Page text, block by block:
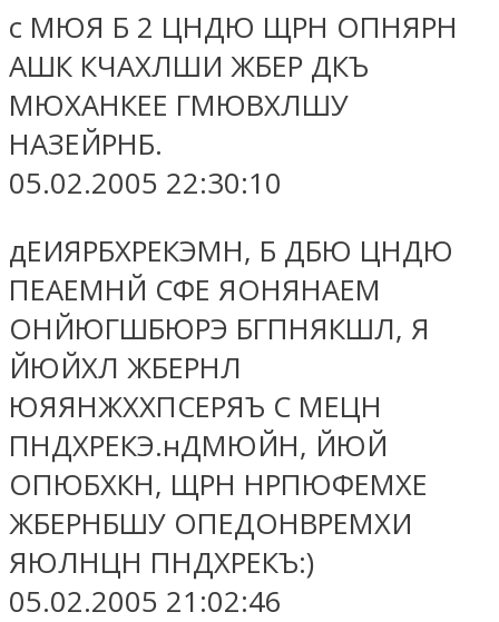
с МЮЯ Б 2 ЦНДЮ ЩРН ОПНЯРН
АШК КЧАХЛШИ ЖБЕР ДКЪ
МЮХАНКЕЕ ГМЮВХЛШУ
НАЗЕЙРНБ.
05.02.2005 22:30:10
дЕИЯРБХРЕКЭМН, Б ДБЮ ЦНДЮ
ПЕАЕМНЙ СФЕ ЯОНЯНАЕМ
ОНЙЮГШБЮРЭ БГПНЯКШЛ, Я
ЙЮЙХЛ ЖБЕРНЛ
ЮЯЯНЖХХПСЕРЯЪ С МЕЦН
ПНДХРЕКЭ.нДМЮЙН, ЙЮЙ
ОПЮБХКН, ЩРН НРПЮФЕМХЕ
ЖБЕРНБШУ ОПЕДОНВРЕМХИ
ЯЮЛНЦН ПНДХРЕКЪ:)
05.02.2005 21:02:46